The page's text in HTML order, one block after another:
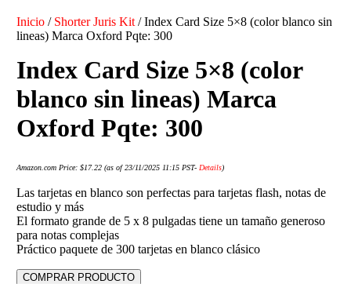
Inicio / Shorter Juris Kit / Index Card Size 5×8 (color blanco sin
lineas) Marca Oxford Pqte: 300
Index Card Size 5×8 (color
blanco sin lineas) Marca
Oxford Pqte: 300
Amazon.com Price:$17.22 (as of 23/11/2025 11:15 PST-Details)
Las tarjetas en blanco son perfectas para tarjetas flash, notas de
estudio y más
El formato grande de 5 x 8 pulgadas tiene un tamaño generoso
para notas complejas
Práctico paquete de 300 tarjetas en blanco clásico
COMPRAR PRODUCTO